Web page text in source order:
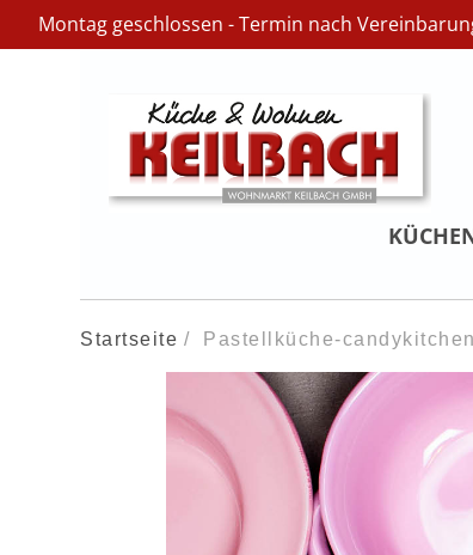
Montag geschlossen - Termin nach
Startseite Pastellküche-candykitchen